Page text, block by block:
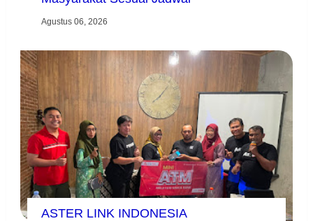
Agustus 06, 2026
ASTER LINK INDONESIA